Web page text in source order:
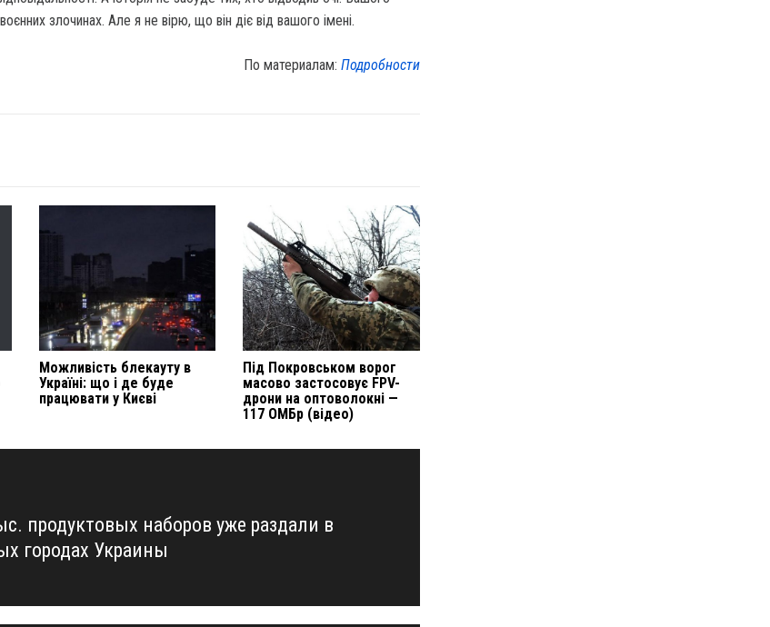
злочинах. Але я не вірю, що він діє від вашого імені.
По материалам:Подробности
Можливість блекауту в
Україні: що і де буде
працювати у Києві
Під Покровськом ворог
масово застосовує FPV-
дрони на оптоволокні —
117 ОМБр (відео)
продуктовых наборов уже раздали в
городах Украины